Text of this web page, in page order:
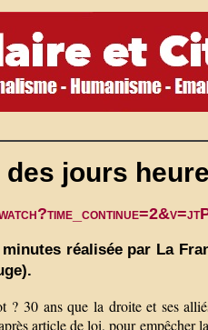
des jours
réalisée par La
30 ans que la droite et ses
article de loi, pour